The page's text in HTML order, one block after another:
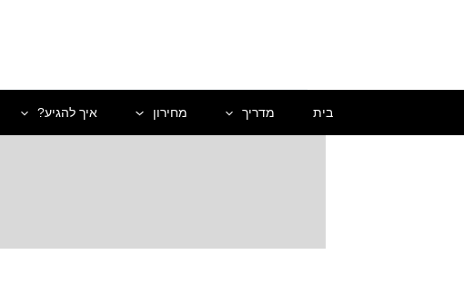
בית מדריך מחירון איך להגיע?